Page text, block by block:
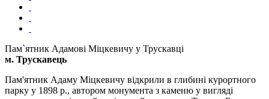
Пам`ятник Адамові Міцкевичу у Трускавці
м. Трускавець
Пам'ятник Адаму Міцкевичу відкрили в глибині курортного
парку у 1898 р., автором монумента з каменю у вигляді